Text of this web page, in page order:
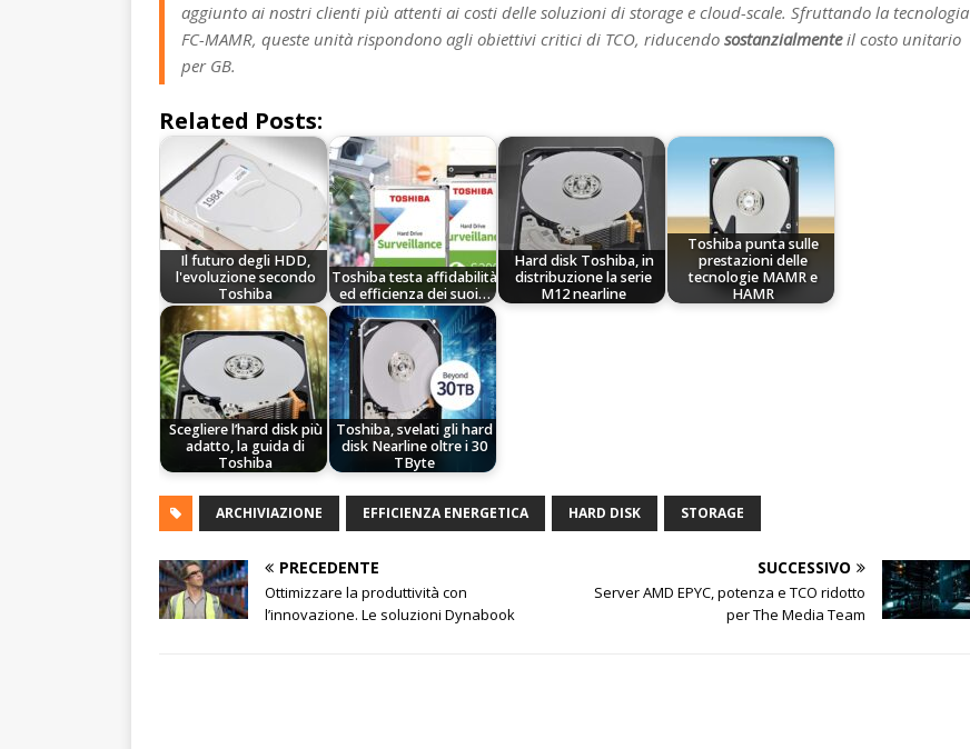
aggiunto ai nostri clienti più attenti ai costi delle soluzioni di storage e cloud-scale. Sfruttando la tecnologia
FC-MAMR, queste unità rispondono agli obiettivi critici di TCO, riducendo sostanzialmenteil costo unitario
per GB.
Related Posts:
Il futuro degli HDD,
l'evoluzione secondo
Toshiba
Toshiba testa affidabilità
ed efficienza dei suoi…
Hard disk Toshiba, in
distribuzione la serie
M12 nearline
Toshiba punta sulle
prestazioni delle
tecnologie MAMR e
HAMR
Scegliere l’hard disk più
adatto, la guida di
Toshiba
Toshiba, svelati gli hard
disk Nearline oltre i 30
TByte
ARCHIVIAZIONE EFFICIENZA ENERGETICA HARD DISK STORAGE
PRECEDENTE
Ottimizzare la produttività con
l’innovazione. Le soluzioni Dynabook
SUCCESSIVO
Server AMD EPYC, potenza e TCO ridotto
per The Media Team